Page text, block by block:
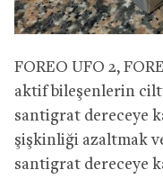
FOREO UFO 2,
aktif bileşenlerin
santigrat dereceye
şişkinliği azaltmak
santigrat dereceye